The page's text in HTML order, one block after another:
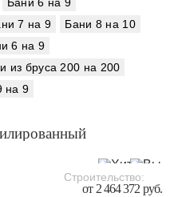
7 на 9
Бани 8 на 10
6 на 9
из бруса 200 на 200
на 9
Строительство:
от 2 464 372 руб.